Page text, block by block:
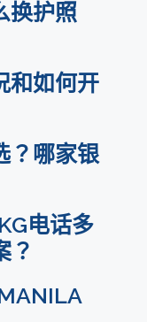
换护照
和如何开
？哪家银
电话多
？